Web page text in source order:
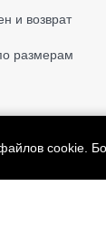
и возврат
размерам
файлов